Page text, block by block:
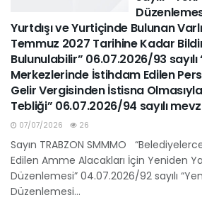
Yurtdışı ve Yurtiçinde Bulunan
Temmuz 2027 Tarihine Kadar
Bulunulabilir” 06.07.2026/93
Merkezlerinde İstihdam Edilen
Gelir Vergisinden İstisna
Tebliği” 06.07.2026/94 sayılı
07/07/2026 26
Sayın TRABZON SMMMO
Edilen Amme Alacakları İçin Yeniden
Düzenlemesi” 04.07.2026/92 sayılı “Yeni
Düzenlemesi...